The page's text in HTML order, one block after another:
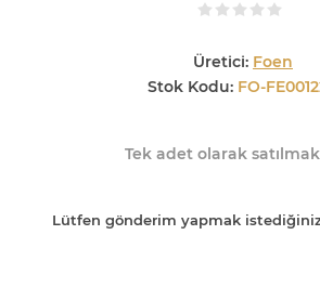
Üretici: Foen
Stok Kodu: FO-
Tek adet olarak
Lütfen gönderim yapmak